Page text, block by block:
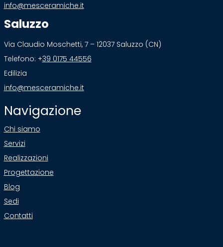
info@mesceramiche.it
Saluzzo
Via Claudio Moschetti, 7 – 12037 Saluzzo (CN)
Telefono: +39 0175 44556
Edilizia
info@mesceramiche.it
Navigazione
Chi siamo
Servizi
Realizzazioni
Progettazione
Blog
Sedi
Contatti